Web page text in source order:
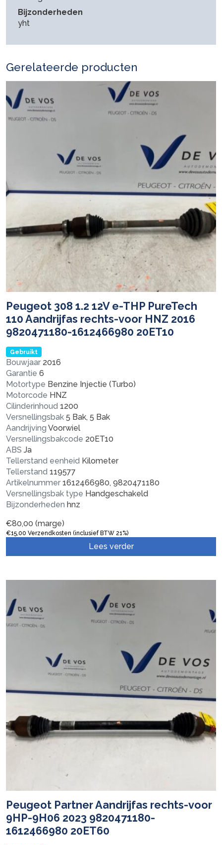
Bijzonderheden
yht
Gerelateerde producten
Peugeot 308 1.2 12V e-THP PureTech
110 Aandrijfas rechts-voor HNZ 2016
9820471180-1612466980 20ET10
Gebruikt
Bouwjaar 2016
Garantie 6
Motortype Benzine Injectie (Turbo)
Motorcode HNZ
Cilinderinhoud 1200
Versnellingsbak 5 Bak, 5 Bak
Aandrijving Voorwiel
Versnellingsbakcode 20ET10
ABS Ja
Tellerstand eenheid Kilometer
Tellerstand 119577
Artikelnummer 1612466980, 9820471180
Versnellingsbak type Handgeschakeld
Bijzonderheden hnz
€80,00 (marge)
€15,00 Verzendkosten (inclusief BTW 21%)
Lees verder
Peugeot Partner Aandrijfas rechts-voor
9HP-9H06 2023 9820471180-
1612466980 20ET60